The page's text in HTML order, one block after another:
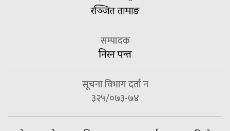
रञ्जित तामाङ
सम्पादक
निरन पन्त
सूचना विभाग दर्ता न
३२५/०७३-७४